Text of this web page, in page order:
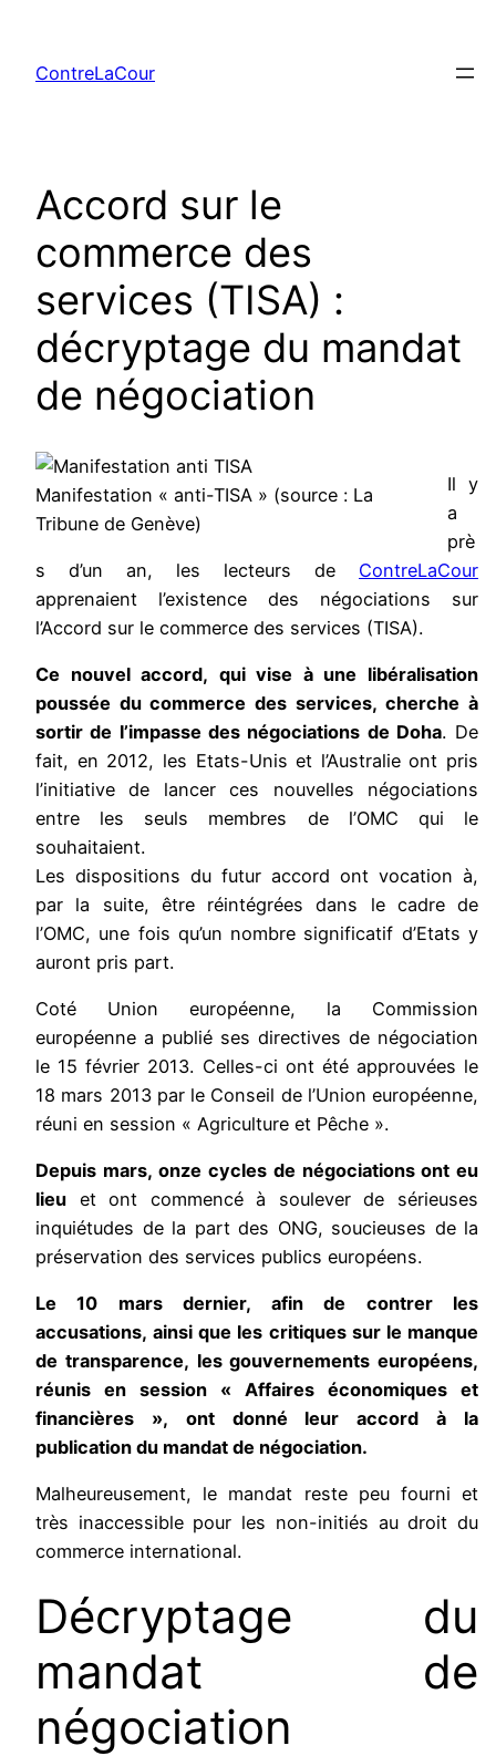
contenu
ContreLaCour
Accord sur le
commerce des
services (TISA) :
décryptage du mandat
de négociation
Manifestation « anti-TISA » (source : La
Tribune de Genève)
Il y
a
prè
s d’un an, les lecteurs de ContreLaCour
apprenaient l’existence des négociations sur
l’Accord sur le commerce des services (TISA).
Ce nouvel accord, qui vise à une libéralisation
poussée du commerce des services, cherche à
sortir de l’impasse des négociations de Doha. De
fait, en 2012, les Etats-Unis et l’Australie ont pris
l’initiative de lancer ces nouvelles négociations
entre les seuls membres de l’OMC qui le
souhaitaient.
Les dispositions du futur accord ont vocation à,
par la suite, être réintégrées dans le cadre de
l’OMC, une fois qu’un nombre significatif d’Etats y
auront pris part.
Coté Union européenne, la Commission
européenne a publié ses directives de négociation
le 15 février 2013. Celles-ci ont été approuvées le
18 mars 2013 par le Conseil de l’Union européenne,
réuni en session « Agriculture et Pêche ».
Depuis mars, onze cycles de négociations ont eu
lieu et ont commencé à soulever de sérieuses
inquiétudes de la part des ONG, soucieuses de la
préservation des services publics européens.
Le 10 mars dernier, afin de contrer les
accusations, ainsi que les critiques sur le manque
de transparence, les gouvernements européens,
réunis en session « Affaires économiques et
financières », ont donné leur accord à la
publication du mandat de négociation.
Malheureusement, le mandat reste peu fourni et
très inaccessible pour les non-initiés au droit du
commerce international.
Décryptage du
mandat de
négociation